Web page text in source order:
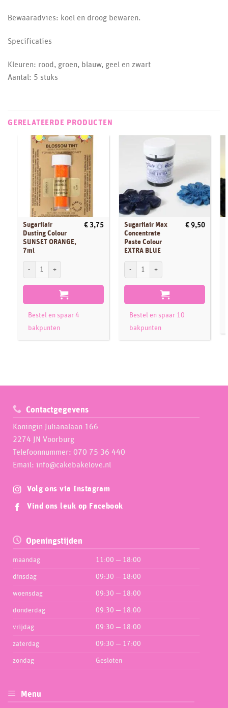
Bewaaradvies: koel en droog bewaren.
Specificaties
Kleuren: rood, groen, blauw, geel en zwart
Aantal: 5 stuks
GERELATEERDE PRODUCTEN
Sugarflair
Dusting Colour
SUNSET ORANGE,
7ml
€ 3,75
Sugarflair Dusting Colour SUNSET ORANGE, 7ml aantal
Bestel en spaar 4
bakpunten
Sugarflair Max
Concentrate
Paste Colour
EXTRA BLUE
€ 9,50
Sugarflair Max Concentrate Paste Colour
Bestel en spaar 10
bakpunten
Contactgegevens
Koningin Julianalaan 166
2274 JN Voorburg
Telefoonnummer: 070 75 36 440
Email: info@cakebakelove.nl
Volg ons via Instagram
Vind ons leuk op Facebook
Openingstijden
maandag 11:00 — 18:00
dinsdag 09:30 — 18:00
woensdag 09:30 — 18:00
donderdag 09:30 — 18:00
vrijdag 09:30 — 18:00
zaterdag 09:30 — 17:00
zondag Gesloten
Menu